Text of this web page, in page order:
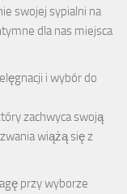
swojej sypialni na
dla nas miejsca
i wybór do
zachwyca swoją
wiążą się z
przy wyborze